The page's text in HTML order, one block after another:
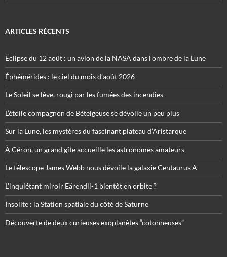
ARTICLES RÉCENTS
Éclipse du 12 août : un avion de la NASA dans l’ombre de la Lune
Éphémérides : le ciel du mois d’août 2026
Le Soleil se lève, rougi par les fumées des incendies
L’étoile compagnon de Bételgeuse se dévoile un peu plus
Sur la Lune, les mystères du fascinant plateau d’Aristarque
À Céron, un grand gîte accueille les astronomes amateurs
Le télescope James Webb nous dévoile la galaxie Centaurus A
L’inquiétant miroir Eärendil-1 bientôt en orbite ?
Insolite : la Station spatiale du côté de Saturne
Découverte de deux curieuses exoplanètes “cotonneuses”